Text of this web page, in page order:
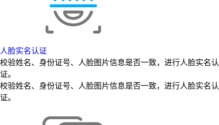
人脸实名认证
校验姓名、身份证号、人脸图片信息是否一致，进行人脸实名认
证。
校验姓名、身份证号、人脸图片信息是否一致，进行人脸实名认
证。